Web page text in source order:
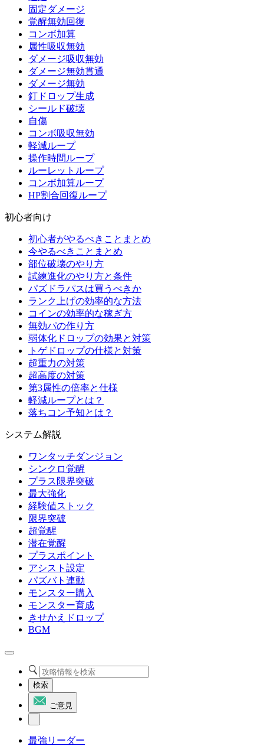
固定ダメージ
覚醒無効回復
コンボ加算
属性吸収無効
ダメージ吸収無効
ダメージ無効貫通
ダメージ無効
釘ドロップ生成
シールド破壊
自傷
コンボ吸収無効
軽減ループ
操作時間ループ
ルーレットループ
コンボ加算ループ
HP割合回復ループ
初心者向け
初心者がやるべきことまとめ
今やるべきことまとめ
部位破壊のやり方
試練進化のやり方と条件
パズドラパスは買うべきか
ランク上げの効率的な方法
コインの効率的な稼ぎ方
無効パの作り方
弱体化ドロップの効果と対策
トゲドロップの仕様と対策
超重力の対策
超高度の対策
第3属性の倍率と仕様
軽減ループとは？
落ちコン予知とは？
システム解説
ワンタッチダンジョン
シンクロ覚醒
プラス限界突破
最大強化
経験値ストック
限界突破
超覚醒
潜在覚醒
プラスポイント
アシスト設定
パズバト連動
モンスター購入
モンスター育成
きせかえドロップ
BGM
検索
ご意見
最強リーダー